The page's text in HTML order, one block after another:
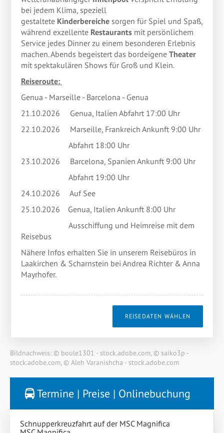
bei jedem Klima, speziell
gestaltete Kinderbereiche sorgen für Spiel und Spaß,
während exzellente Restaurants mit persönlichem
Service jedes Dinner zu einem besonderen Erlebnis
machen. Abends begeistert das bordeigene Theater
mit spektakulären Shows für Groß und Klein.
Reiseroute:
Genua - Marseille - Barcelona - Genua
21.10.2026 Genua, Italien Abfahrt 17:00 Uhr
22.10.2026 Marseille, Frankreich Ankunft 9:00 Uhr
Abfahrt 18:00 Uhr
23.10.2026 Barcelona, Spanien Ankunft 9:00 Uhr
Abfahrt 19:00 Uhr
24.10.2026 Auf See
25.10.2026 Genua, Italien Ankunft 8:00 Uhr
Ausschiffung und Heimreise mit dem
Reisebus
Nähere Infos erhalten Sie in unserem Reisebüros in
Laakirchen & Scharnstein bei Andrea Richter & Anna
Mayrhofer.
REISEDATEN WÄHLEN
Bildnachweis: © boule1301 - stock.adobe.com, © saiko3p -
stock.adobe.com, © Aleh Varanishcha - stock.adobe.com
Termine | Preise | Onlinebuchung
Schnupperkreuzfahrt auf der MSC Magnifica